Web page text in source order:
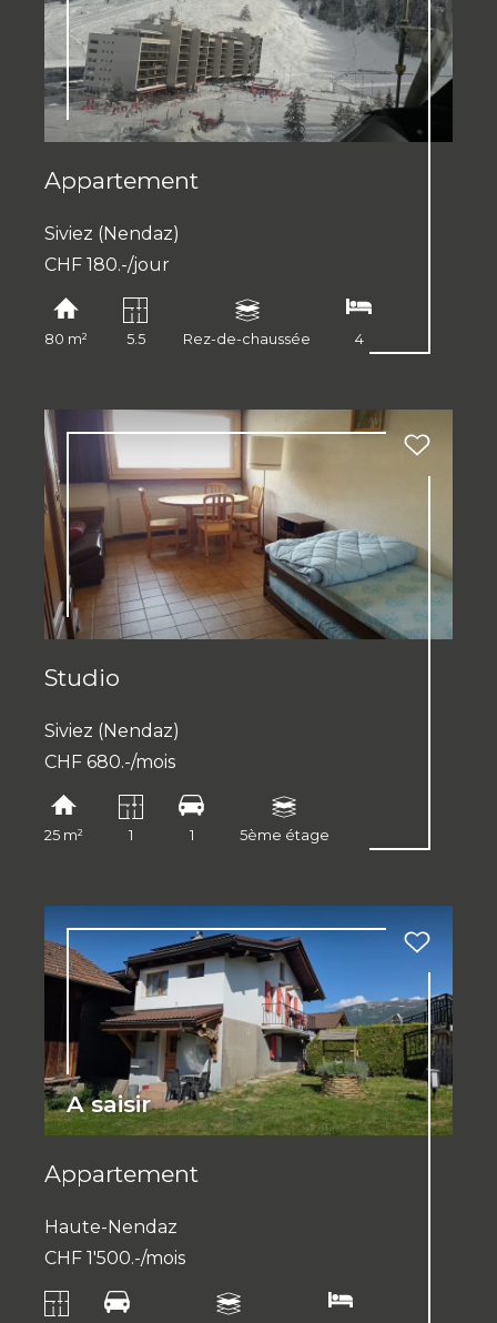
Appartement
Siviez (Nendaz)
CHF 180.-/jour
80 m² 5.5 Rez-de-chaussée 4
Studio
Siviez (Nendaz)
CHF 680.-/mois
25 m² 1 1 5ème étage
A saisir
Appartement
Haute-Nendaz
CHF 1'500.-/mois